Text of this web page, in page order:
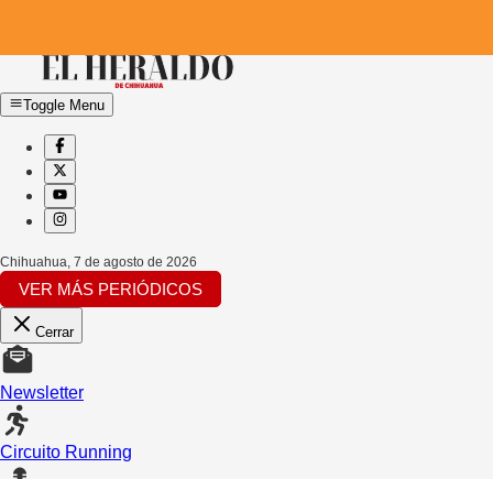
Toggle Menu
Chihuahua 7 de agosto de 2026
VER MÁS PERIÓDICOS
Cerrar
Newsletter
Circuito Running